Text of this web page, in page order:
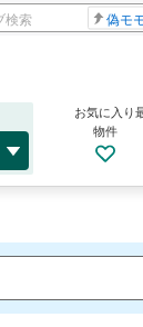
偽モ
お気に入り
物件